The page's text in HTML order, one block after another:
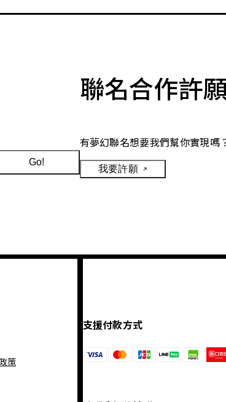
Go!
聯名合作許
有夢幻聯名想要我們幫你實現嗎
我要許願
策
支援付款方式